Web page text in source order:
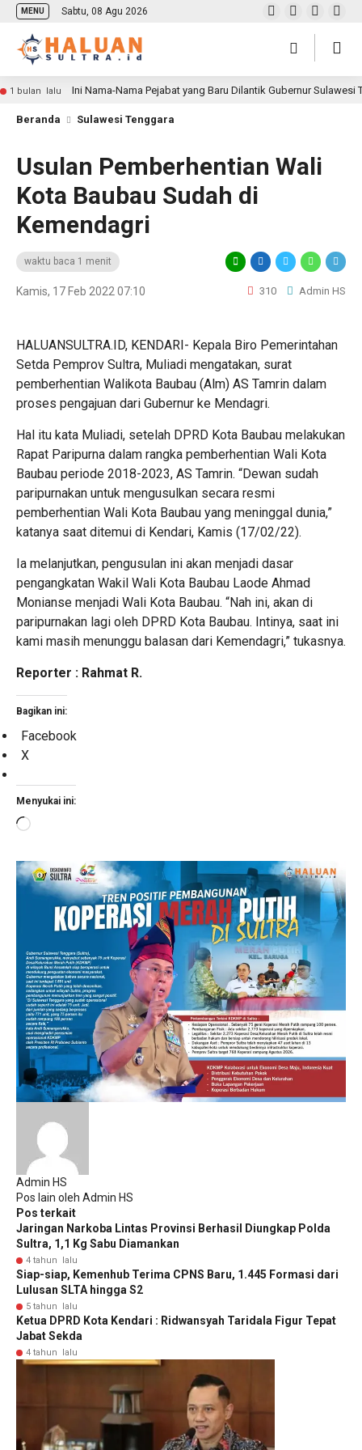
MENU Sabtu, 08 Agu 2026
1 bulan lalu Ini Nama-Nama Pejabat yang Baru Dilantik Gubernur Sulawesi
Beranda Sulawesi Tenggara
Usulan Pemberhentian Wali
Kota Baubau Sudah di
Kemendagri
waktu baca 1 menit
Kamis, 17 Feb 2022 07:10 310 Admin HS
HALUANSULTRA.ID, KENDARI- Kepala Biro Pemerintahan
Setda Pemprov Sultra, Muliadi mengatakan, surat
pemberhentian Walikota Baubau (Alm) AS Tamrin dalam
proses pengajuan dari Gubernur ke Mendagri.
Hal itu kata Muliadi, setelah DPRD Kota Baubau melakukan
Rapat Paripurna dalam rangka pemberhentian Wali Kota
Baubau periode 2018-2023, AS Tamrin. “Dewan sudah
paripurnakan untuk mengusulkan secara resmi
pemberhentian Wali Kota Baubau yang meninggal dunia,”
katanya saat ditemui di Kendari, Kamis (17/02/22).
Ia melanjutkan, pengusulan ini akan menjadi dasar
pengangkatan Wakil Wali Kota Baubau Laode Ahmad
Monianse menjadi Wali Kota Baubau. “Nah ini, akan di
paripurnakan lagi oleh DPRD Kota Baubau. Intinya, saat ini
kami masih menunggu balasan dari Kemendagri,” tukasnya.
Reporter : Rahmat R.
Bagikan ini:
Facebook
X
Menyukai ini:
Memuat...
Admin HS
Pos lain oleh Admin HS
Pos terkait
Jaringan Narkoba Lintas Provinsi Berhasil Diungkap Polda
Sultra, 1,1 Kg Sabu Diamankan
4 tahun lalu
Siap-siap, Kemenhub Terima CPNS Baru, 1.445 Formasi dari
Lulusan SLTA hingga S2
5 tahun lalu
Ketua DPRD Kota Kendari : Ridwansyah Taridala Figur Tepat
Jabat Sekda
4 tahun lalu